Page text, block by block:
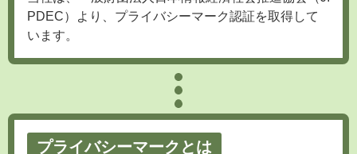
PDEC）より、プライバシーマーク認証を取得して
います。
プライバシーマークとは